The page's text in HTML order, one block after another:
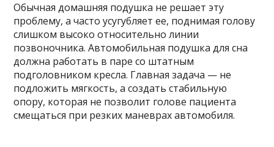
Обычная домашняя подушка не решает эту
проблему, а часто усугубляет ее, поднимая голову
слишком высоко относительно линии
позвоночника. Автомобильная подушка для сна
должна работать в паре со штатным
подголовником кресла. Главная задача — не
подложить мягкость, а создать стабильную
опору, которая не позволит голове пациента
смещаться при резких маневрах автомобиля.